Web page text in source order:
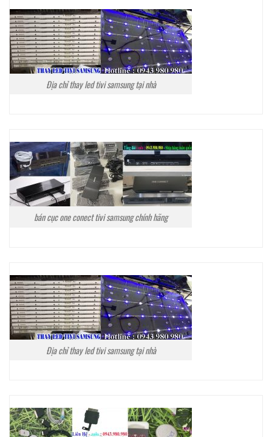
Địa chỉ thay led tivi samsung tại nhà
bán cục one conect tivi samsung chính hãng
Địa chỉ thay led tivi samsung tại nhà